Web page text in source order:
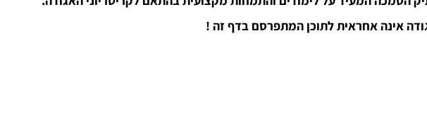
אינה אחראית לתוכן המתפרסם בדף זה !